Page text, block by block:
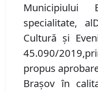
Municipiului
specialitate, al
Cultură şi
45.090/2019,
propus
Brașov în